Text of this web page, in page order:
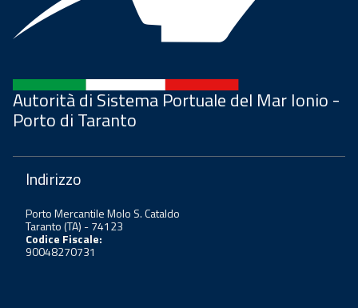
Autorità di Sistema Portuale del Mar Ionio -
Porto di Taranto
Indirizzo
Porto Mercantile Molo S. Cataldo
Taranto (TA) - 74123
Codice Fiscale:
90048270731